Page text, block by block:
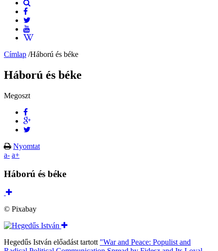
Címlap /Háború és béke
Háború és béke
Megoszt
Nyomtat
a- a+
Háború és béke
© Pixabay
Hegedűs István előadást tartott "War and Peace: Populist and